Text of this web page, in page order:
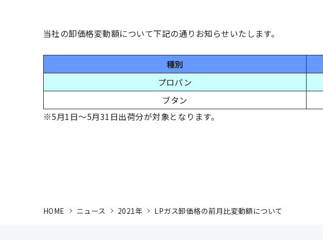
当社の卸価格変動額について下記の通りお知らせいたします。
種別
プロパン
ブタン
※5月1日～5月31日出荷分が対象となります。
HOME ニュース 2021年 LPガス卸価格の前月比変動額について